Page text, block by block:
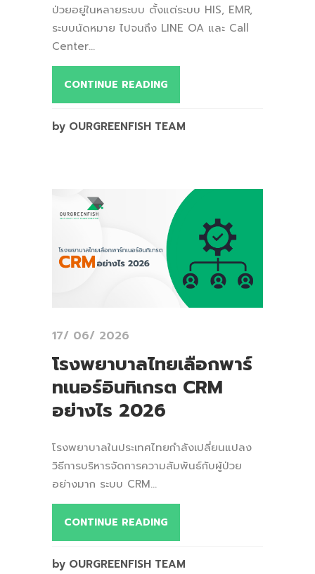
ป่วยอยู่ในหลายระบบ ตั้งแต่ระบบ HIS, EMR,
ระบบนัดหมาย ไปจนถึง LINE OA และ Call
Center...
CONTINUE READING
by OURGREENFISH TEAM
17/ 06/ 2026
โรงพยาบาลไทยเลือกพาร์
ทเนอร์อินทิเกรต CRM
อย่างไร 2026
โรงพยาบาลในประเทศไทยกำลังเปลี่ยนแปลง
วิธีการบริหารจัดการความสัมพันธ์กับผู้ป่วย
อย่างมาก ระบบ CRM...
CONTINUE READING
by OURGREENFISH TEAM